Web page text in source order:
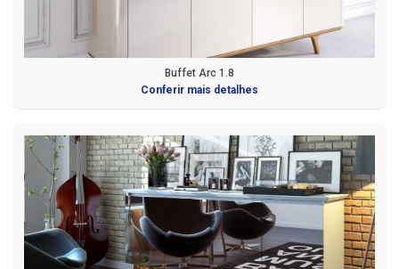
Buffet Arc 1.8
Conferir mais detalhes